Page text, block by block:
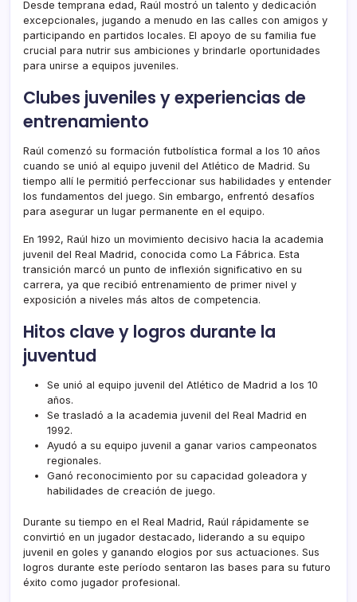
Desde temprana edad, Raúl mostró un talento y dedicación
excepcionales, jugando a menudo en las calles con amigos y
participando en partidos locales. El apoyo de su familia fue
crucial para nutrir sus ambiciones y brindarle oportunidades
para unirse a equipos juveniles.
Clubes juveniles y experiencias de
entrenamiento
Raúl comenzó su formación futbolística formal a los 10 años
cuando se unió al equipo juvenil del Atlético de Madrid. Su
tiempo allí le permitió perfeccionar sus habilidades y entender
los fundamentos del juego. Sin embargo, enfrentó desafíos
para asegurar un lugar permanente en el equipo.
En 1992, Raúl hizo un movimiento decisivo hacia la academia
juvenil del Real Madrid, conocida como La Fábrica. Esta
transición marcó un punto de inflexión significativo en su
carrera, ya que recibió entrenamiento de primer nivel y
exposición a niveles más altos de competencia.
Hitos clave y logros durante la
juventud
Se unió al equipo juvenil del Atlético de Madrid a los 10
años.
Se trasladó a la academia juvenil del Real Madrid en
1992.
Ayudó a su equipo juvenil a ganar varios campeonatos
regionales.
Ganó reconocimiento por su capacidad goleadora y
habilidades de creación de juego.
Durante su tiempo en el Real Madrid, Raúl rápidamente se
convirtió en un jugador destacado, liderando a su equipo
juvenil en goles y ganando elogios por sus actuaciones. Sus
logros durante este período sentaron las bases para su futuro
éxito como jugador profesional.